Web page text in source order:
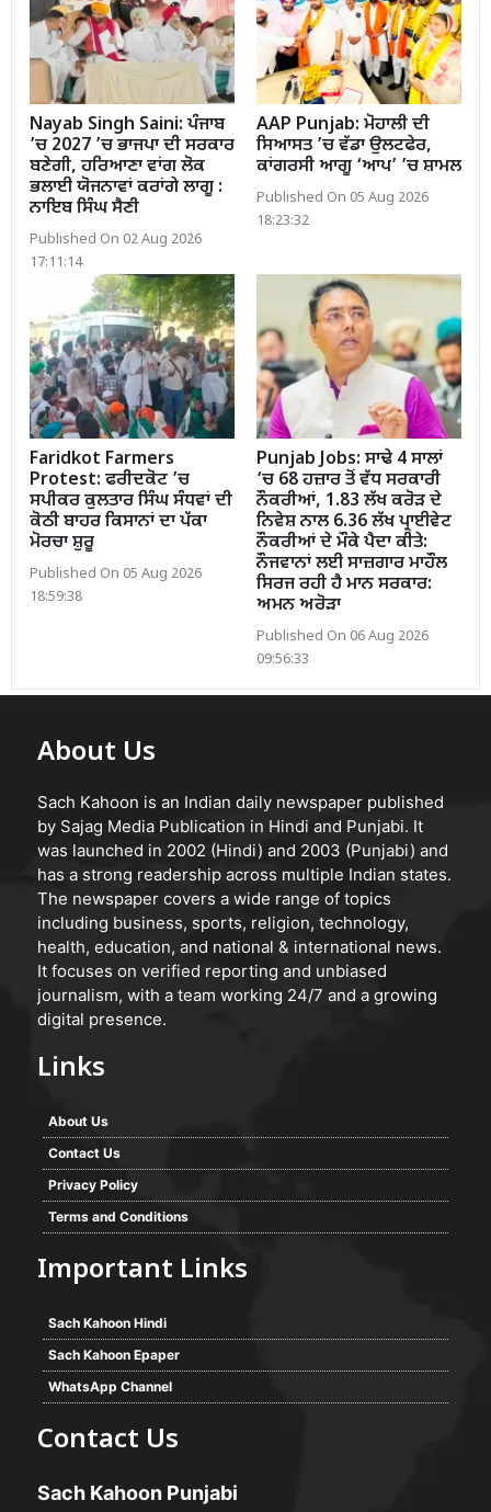
Nayab Singh Saini: ਪੰਜਾਬ
’ਚ 2027 ’ਚ ਭਾਜਪਾ ਦੀ ਸਰਕਾਰ
ਬਣੇਗੀ, ਹਰਿਆਣਾ ਵਾਂਗ ਲੋਕ
ਭਲਾਈ ਯੋਜਨਾਵਾਂ ਕਰਾਂਗੇ ਲਾਗੂ :
ਨਾਇਬ ਸਿੰਘ ਸੈਣੀ
Published On 02 Aug 2026
17:11:14
AAP Punjab: ਮੋਹਾਲੀ ਦੀ
ਸਿਆਸਤ ’ਚ ਵੱਡਾ ਉਲਟਫੇਰ,
ਕਾਂਗਰਸੀ ਆਗੂ ‘ਆਪ’ ’ਚ ਸ਼ਾਮਲ
Published On 05 Aug 2026
18:23:32
Faridkot Farmers
Protest: ਫਰੀਦਕੋਟ ’ਚ
ਸਪੀਕਰ ਕੁਲਤਾਰ ਸਿੰਘ ਸੰਧਵਾਂ ਦੀ
ਕੋਠੀ ਬਾਹਰ ਕਿਸਾਨਾਂ ਦਾ ਪੱਕਾ
ਮੋਰਚਾ ਸ਼ੁਰੂ
Published On 05 Aug 2026
18:59:38
Punjab Jobs: ਸਾਢੇ 4 ਸਾਲਾਂ
‘ਚ 68 ਹਜ਼ਾਰ ਤੋਂ ਵੱਧ ਸਰਕਾਰੀ
ਨੌਕਰੀਆਂ, 1.83 ਲੱਖ ਕਰੋੜ ਦੇ
ਨਿਵੇਸ਼ ਨਾਲ 6.36 ਲੱਖ ਪ੍ਰਾਈਵੇਟ
ਨੌਕਰੀਆਂ ਦੇ ਮੌਕੇ ਪੈਦਾ ਕੀਤੇ:
ਨੌਜਵਾਨਾਂ ਲਈ ਸਾਜ਼ਗਾਰ ਮਾਹੌਲ
ਸਿਰਜ ਰਹੀ ਹੈ ਮਾਨ ਸਰਕਾਰ:
ਅਮਨ ਅਰੋੜਾ
Published On 06 Aug 2026
09:56:33
About Us
Sach Kahoon is an Indian daily newspaper published
by Sajag Media Publication in Hindi and Punjabi. It
was launched in 2002 (Hindi) and 2003 (Punjabi) and
has a strong readership across multiple Indian states.
The newspaper covers a wide range of topics
including business, sports, religion, technology,
health, education, and national & international news.
It focuses on verified reporting and unbiased
journalism, with a team working 24/7 and a growing
digital presence.
Links
About Us
Contact Us
Privacy Policy
Terms and Conditions
Important Links
Sach Kahoon Hindi
Sach Kahoon Epaper
WhatsApp Channel
Contact Us
Sach Kahoon Punjabi